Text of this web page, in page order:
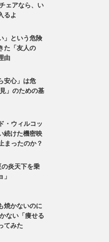
ェアなら、い
るよ
」という危険
た「友人の
由
安心」は危
」のための基
・ウィルコッ
続けた機密映
まったのか？
炎天下を乗
焼かないのに
ない「痩せる
てみた